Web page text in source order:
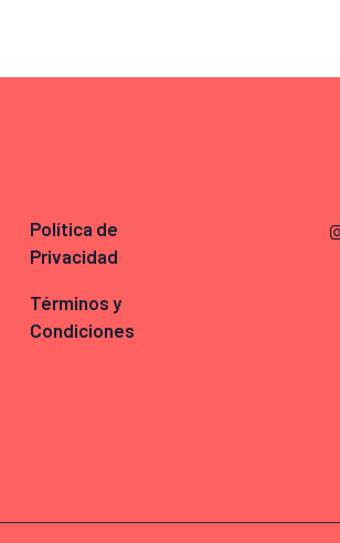
Política de
Privacidad
Términos y
Condiciones